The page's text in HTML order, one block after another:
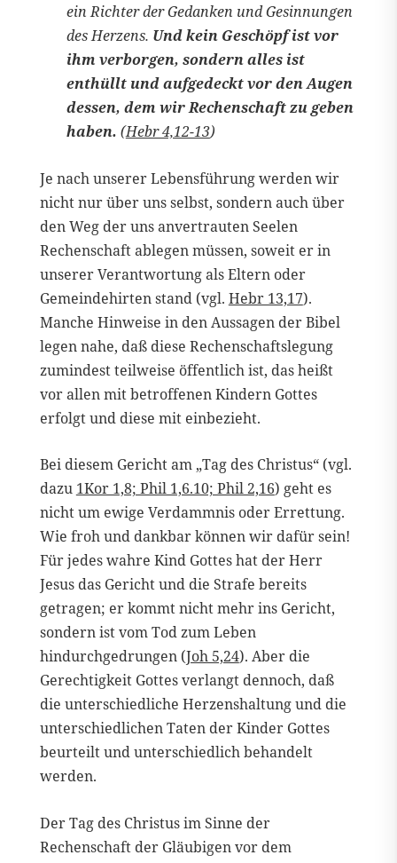
ein Richter der Gedanken und Gesinnungen
des Herzens. Und kein Geschöpf ist vor
ihm verborgen, sondern alles ist
enthüllt und aufgedeckt vor den Augen
dessen, dem wir Rechenschaft zu geben
haben. (Hebr 4,12-13)
Je nach unserer Lebensführung werden wir
nicht nur über uns selbst, sondern auch über
den Weg der uns anvertrauten Seelen
Rechenschaft ablegen müssen, soweit er in
unserer Verantwortung als Eltern oder
Gemeindehirten stand (vgl. Hebr 13,17).
Manche Hinweise in den Aussagen der Bibel
legen nahe, daß diese Rechenschaftslegung
zumindest teilweise öffentlich ist, das heißt
vor allen mit betroffenen Kindern Gottes
erfolgt und diese mit einbezieht.
Bei diesem Gericht am „Tag des Christus“ (vgl.
dazu 1Kor 1,8; Phil 1,6.10; Phil 2,16) geht es
nicht um ewige Verdammnis oder Errettung.
Wie froh und dankbar können wir dafür sein!
Für jedes wahre Kind Gottes hat der Herr
Jesus das Gericht und die Strafe bereits
getragen; er kommt nicht mehr ins Gericht,
sondern ist vom Tod zum Leben
hindurchgedrungen (Joh 5,24). Aber die
Gerechtigkeit Gottes verlangt dennoch, daß
die unterschiedliche Herzenshaltung und die
unterschiedlichen Taten der Kinder Gottes
beurteilt und unterschiedlich behandelt
werden.
Der Tag des Christus im Sinne der
Rechenschaft der Gläubigen vor dem